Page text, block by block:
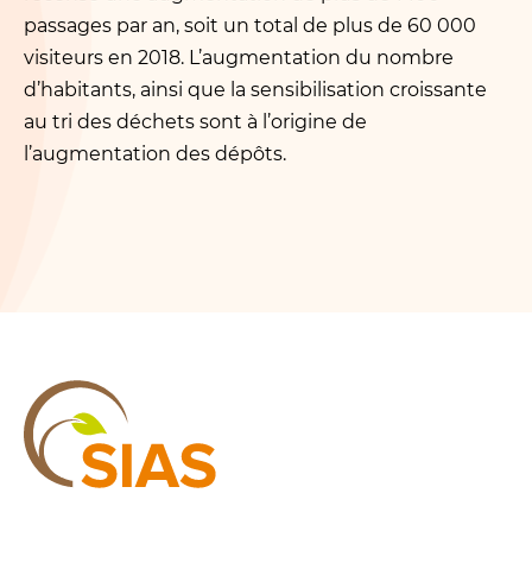
passages par an, soit un total de plus de 60 000
visiteurs en 2018. L’augmentation du nombre
d’habitants, ainsi que la sensibilisation croissante
au tri des déchets sont à l’origine de
l’augmentation des dépôts.